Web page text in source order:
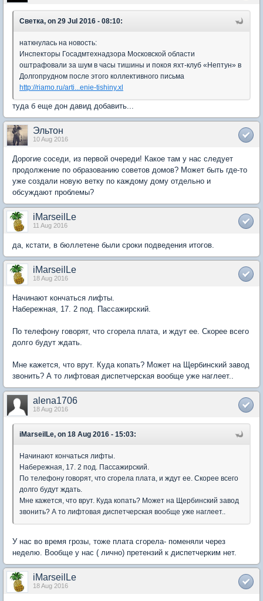
Светка, on 29 Jul 2016 - 08:10:
наткнулась на новость:
Инспекторы Госадмтехнадзора Московской области
оштрафовали за шум в часы тишины и покоя яхт-клуб «Нептун» в
Долгопрудном после этого коллективного письма
http://riamo.ru/arti...enie-tishiny.xl
туда б еще дон давид добавить...
Эльтон
10 Aug 2016
Дорогие соседи, из первой очереди! Какое там у нас следует
продолжение по образованию советов домов? Может быть где-то
уже создали новую ветку по каждому дому отдельно и
обсуждают проблемы?
iMarseilLe
11 Aug 2016
да, кстати, в бюллетене были сроки подведения итогов.
iMarseilLe
18 Aug 2016
Начинают кончаться лифты.
Набережная, 17. 2 под. Пассажирский.
По телефону говорят, что сгорела плата, и ждут ее. Скорее всего
долго будут ждать.
Мне кажется, что врут. Куда копать? Может на Щербинский завод
звонить? А то лифтовая диспетчерская вообще уже наглеет..
alena1706
18 Aug 2016
iMarseilLe, on 18 Aug 2016 - 15:03:
Начинают кончаться лифты.
Набережная, 17. 2 под. Пассажирский.
По телефону говорят, что сгорела плата, и ждут ее. Скорее всего
долго будут ждать.
Мне кажется, что врут. Куда копать? Может на Щербинский завод
звонить? А то лифтовая диспетчерская вообще уже наглеет..
У нас во время грозы, тоже плата сгорела- поменяли через
неделю. Вообще у нас ( лично) претензий к диспетчерким нет.
iMarseilLe
18 Aug 2016